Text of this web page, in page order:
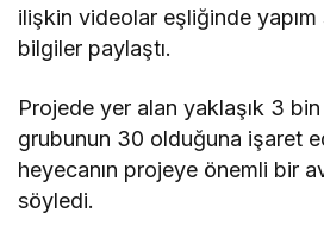
ilişkin videolar eşliğinde
bilgiler paylaştı.
Projede yer alan yaklaşık 3
grubunun 30 olduğuna işaret
heyecanın projeye önemli bir
söyledi.